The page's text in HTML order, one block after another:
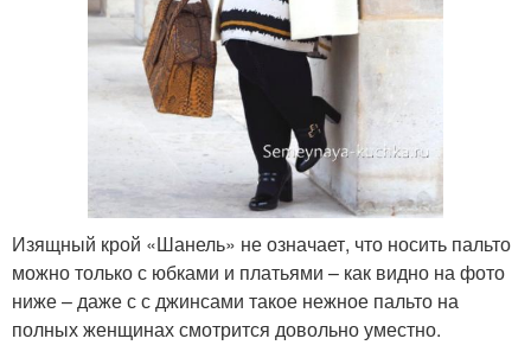
Изящный крой «Шанель» не означает, что носить пальто
можно только с юбками и платьями – как видно на фото
ниже – даже с с джинсами такое нежное пальто на
полных женщинах смотрится довольно уместно.